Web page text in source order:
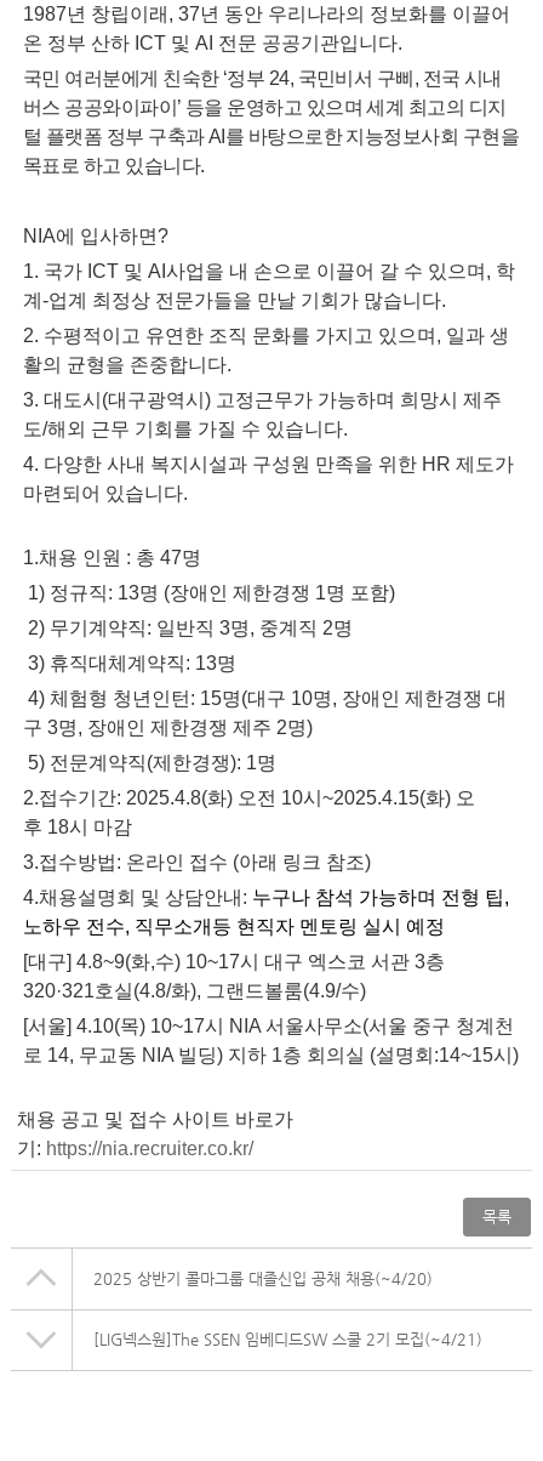
1987년 창립이래, 37년 동안 우리나라의 정보화를 이끌어
온 정부 산하 ICT 및 AI 전문 공공기관입니다.
국민 여러분에게 친숙한 ‘정부 24, 국민비서 구삐, 전국 시내
버스 공공와이파이’ 등을 운영하고 있으며세계 최고의 디지
털 플랫폼 정부 구축과 AI를 바탕으로한 지능정보사회 구현을
목표로 하고 있습니다.
NIA에 입사하면?
1. 국가 ICT 및 AI사업을 내 손으로 이끌어 갈 수 있으며, 학
계-업계 최정상 전문가들을 만날 기회가 많습니다.
2. 수평적이고 유연한 조직 문화를 가지고 있으며, 일과 생
활의 균형을 존중합니다.
3. 대도시(대구광역시) 고정근무가 가능하며 희망시 제주
도/해외 근무 기회를 가질 수 있습니다.
4. 다양한 사내 복지시설과 구성원 만족을 위한 HR 제도가
마련되어 있습니다.
1.채용 인원 : 총 47명
1) 정규직: 13명 (장애인 제한경쟁 1명 포함)
2) 무기계약직: 일반직 3명, 중계직 2명
3) 휴직대체계약직: 13명
4) 체험형 청년인턴: 15명(대구 10명, 장애인 제한경쟁 대
구 3명, 장애인 제한경쟁 제주 2명)
5) 전문계약직(제한경쟁): 1명
2.접수기간: 2025.4.8(화) 오전 10시~2025.4.15(화) 오
후 18시 마감
3.접수방법: 온라인 접수 (아래 링크 참조)
4.채용설명회 및 상담안내: 누구나 참석 가능하며 전형 팁,
노하우 전수, 직무소개등 현직자 멘토링 실시 예정
[대구] 4.8~9(화,수) 10~17시 대구 엑스코 서관 3층
320·321호실(4.8/화), 그랜드볼룸(4.9/수)
[서울] 4.10(목) 10~17시 NIA 서울사무소(서울 중구 청계천
로 14, 무교동 NIA 빌딩)지하 1층 회의실 (설명회:14~15시 )
채용 공고 및 접수 사이트 바로가
기: https://nia.recruiter.co.kr/
목록
2025 상반기 콜마그룹 대졸신입 공채 채용(~4/20)
[LIG넥스원]The SSEN 임베디드SW 스쿨 2기 모집(~4/21)